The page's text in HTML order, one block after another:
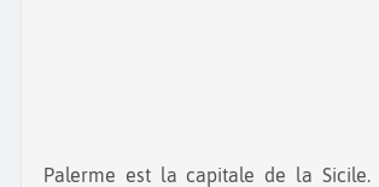
Palerme est la capitale de la Sicile. Découvrez le